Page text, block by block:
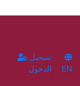
الدخول
EN